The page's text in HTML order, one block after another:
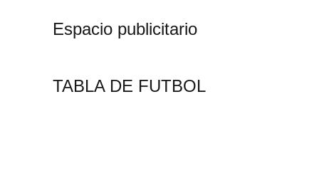
Espacio publicitario
TABLA DE FUTBOL